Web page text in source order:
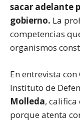
sacar adelante
gobierno. La
competencias
organismos
En entrevista
Instituto de
Molleda,
porque atenta